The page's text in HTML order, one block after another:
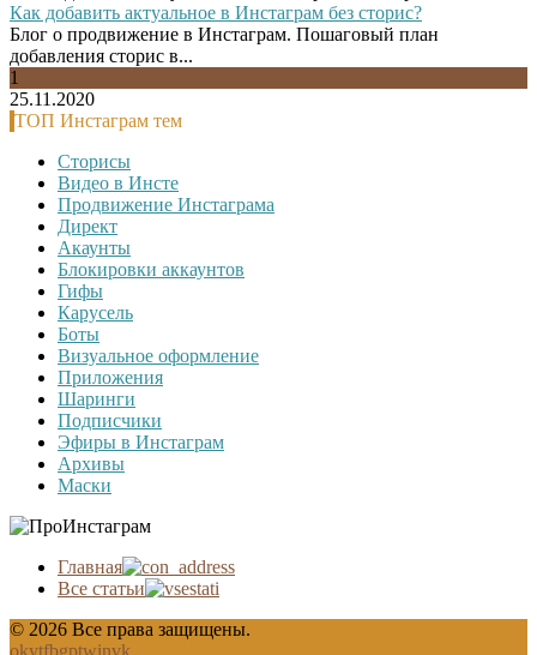
Как добавить актуальное в Инстаграм без сторис?
Блог о продвижение в Инстаграм. Пошаговый план
добавления сторис в...
1
25.11.2020
ТОП Инстаграм тем
Сторисы
Видео в Инсте
Продвижение Инстаграма
Директ
Акаунты
Блокировки аккаунтов
Гифы
Карусель
Боты
Визуальное оформление
Приложения
Шаринги
Подписчики
Эфиры в Инстаграм
Архивы
Маски
Главная
Все статьи
© 2026 Все права защищены.
okytfbgptwinvk